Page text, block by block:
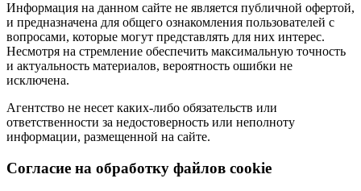
Информация на данном сайте не является публичной офертой,
и предназначена для общего ознакомления пользователей с
вопросами, которые могут представлять для них интерес.
Несмотря на стремление обеспечить максимальную точность
и актуальность материалов, вероятность ошибки не
исключена.
Агентство не несет каких-либо обязательств или
ответственности за недостоверность или неполноту
информации, размещенной на сайте.
Cогласие на обработку файлов cookie